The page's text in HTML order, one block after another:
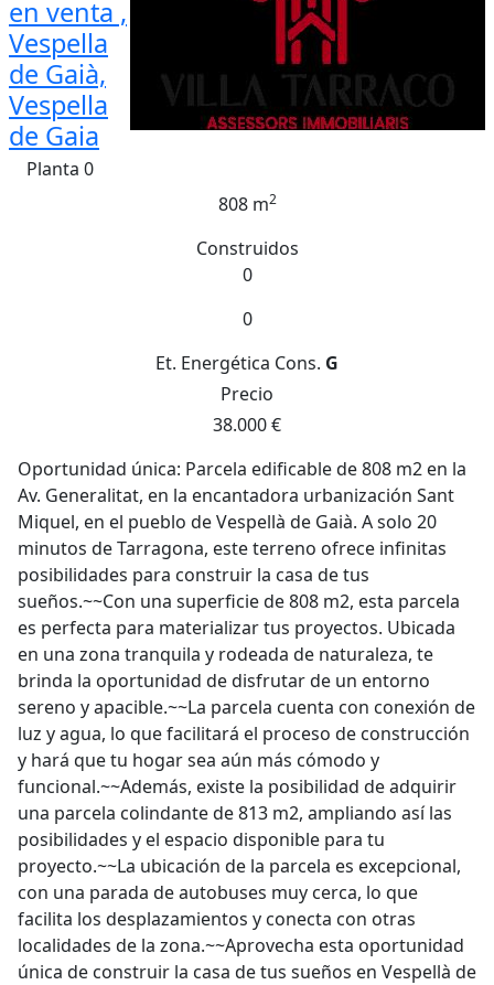
en venta ,
Vespella
de Gaià,
Vespella
de Gaia
Planta 0
808 m2
Construidos
0
0
Et. Energética Cons. G
Precio
38.000 €
Oportunidad única: Parcela edificable de 808 m2 en la
Av. Generalitat, en la encantadora urbanización Sant
Miquel, en el pueblo de Vespellà de Gaià. A solo 20
minutos de Tarragona, este terreno ofrece infinitas
posibilidades para construir la casa de tus
sueños.~~Con una superficie de 808 m2, esta parcela
es perfecta para materializar tus proyectos. Ubicada
en una zona tranquila y rodeada de naturaleza, te
brinda la oportunidad de disfrutar de un entorno
sereno y apacible.~~La parcela cuenta con conexión de
luz y agua, lo que facilitará el proceso de construcción
y hará que tu hogar sea aún más cómodo y
funcional.~~Además, existe la posibilidad de adquirir
una parcela colindante de 813 m2, ampliando así las
posibilidades y el espacio disponible para tu
proyecto.~~La ubicación de la parcela es excepcional,
con una parada de autobuses muy cerca, lo que
facilita los desplazamientos y conecta con otras
localidades de la zona.~~Aprovecha esta oportunidad
única de construir la casa de tus sueños en Vespellà de